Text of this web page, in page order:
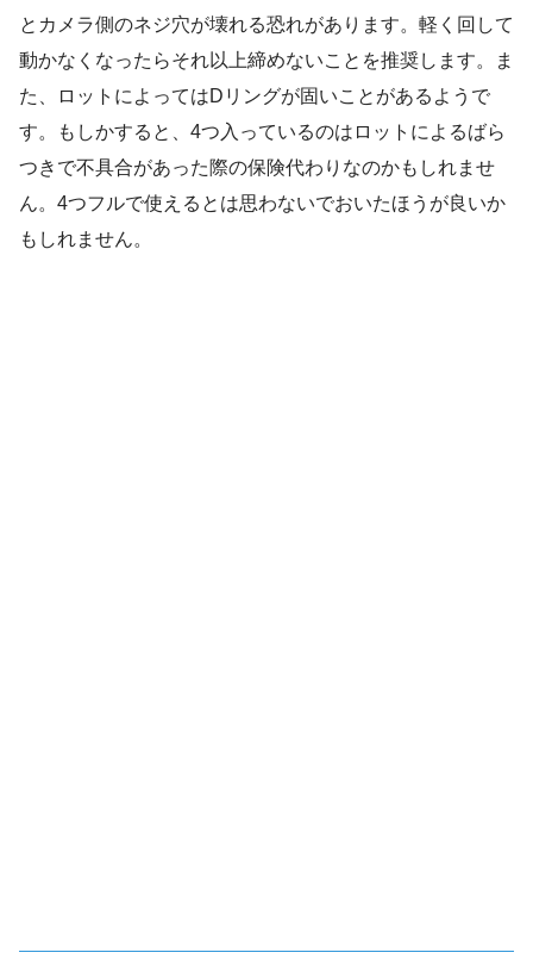
とカメラ側のネジ穴が壊れる恐れがあります。軽く回して
動かなくなったらそれ以上締めないことを推奨します。ま
た、ロットによってはDリングが固いことがあるようで
す。もしかすると、4つ入っているのはロットによるばら
つきで不具合があった際の保険代わりなのかもしれませ
ん。4つフルで使えるとは思わないでおいたほうが良いか
もしれません。